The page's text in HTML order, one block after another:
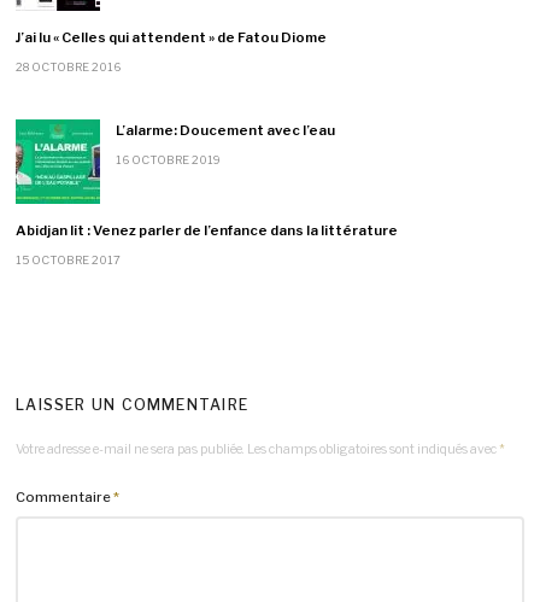
J’ai lu « Celles qui attendent » de Fatou Diome
28 OCTOBRE 2016
L’alarme: Doucement avec l’eau
16 OCTOBRE 2019
Abidjan lit : Venez parler de l’enfance dans la littérature
15 OCTOBRE 2017
LAISSER UN COMMENTAIRE
Votre adresse e-mail ne sera pas publiée. Les champs obligatoires sont indiqués avec *
Commentaire*